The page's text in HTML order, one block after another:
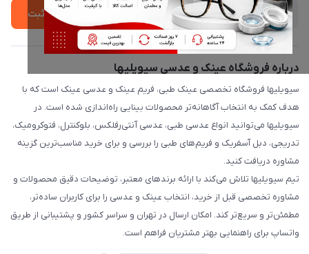
ثبت
درباره فروشگاه عینک و عدسی سیویلیها
سیویلیها فروشگاه تخصصی عینک طبی، فریم عینک و عدسی عینک است که با
هدف کمک به انتخاب آگاهانه‌تر محصولات بینایی راه‌اندازی شده است. در
سیویلیها می‌توانید انواع عدسی طبی، عدسی آنتی‌رفلکس، بلوکنترل، فتوکرومیک،
تدریجی، دبل آسفریک و فریم‌های طبی را بررسی و برای خرید مناسب‌ترین گزینه
مشاوره دریافت کنید.
تیم سیویلیها تلاش می‌کند با ارائه برندهای معتبر، توضیحات دقیق محصولات و
مشاوره تخصصی قبل از خرید، انتخاب عینک و عدسی را برای کاربران ساده‌تر،
مطمئن‌تر و سریع‌تر کند. امکان ارسال در تهران و سراسر کشور و پشتیبانی از طریق
واتساپ برای راهنمایی بهتر مشتریان فراهم است.